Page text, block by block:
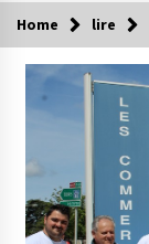
Home lire